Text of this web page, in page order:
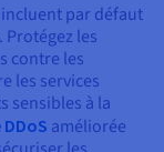
incluent par défaut
les
contre les
les services
sensibles à la
améliorée